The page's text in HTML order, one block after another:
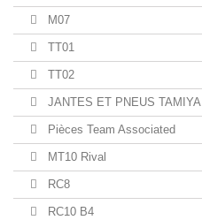
M07
TT01
TT02
JANTES ET PNEUS TAMIYA
Pièces Team Associated
MT10 Rival
RC8
RC10 B4